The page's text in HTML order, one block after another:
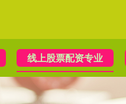
线上股票配资专业